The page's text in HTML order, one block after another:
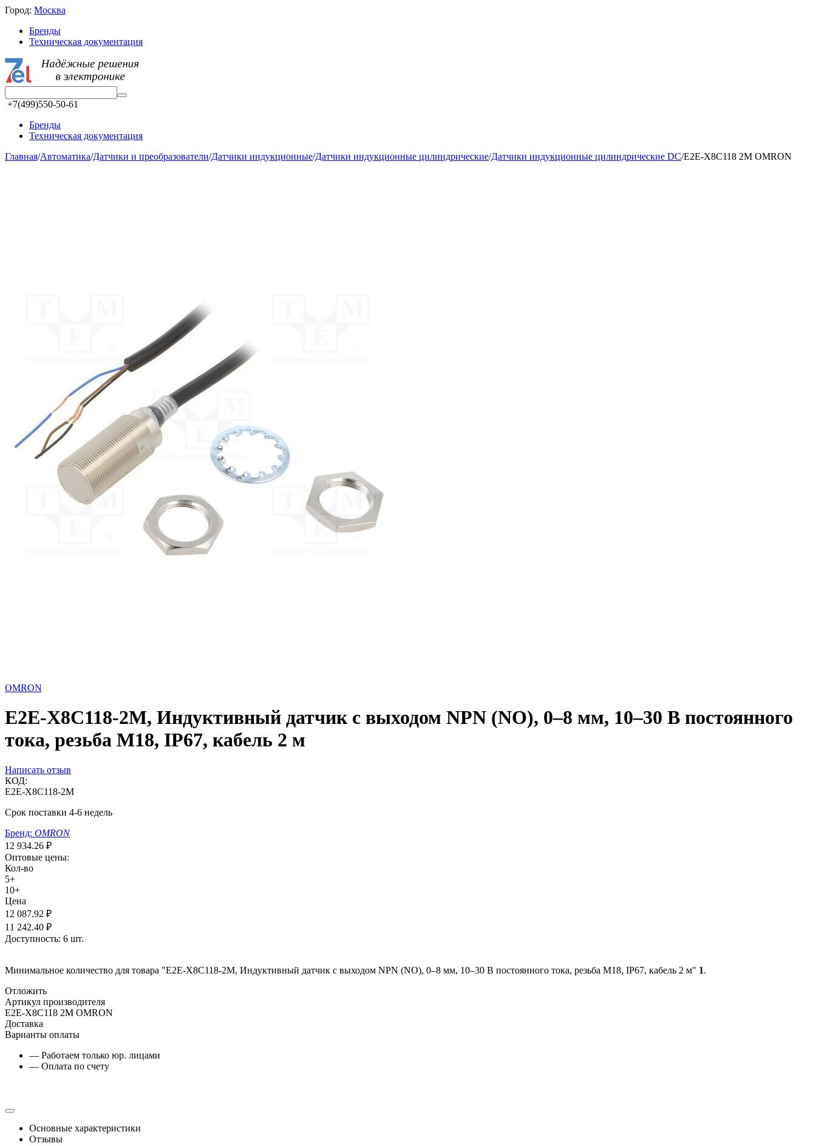
Город: Москва
Бренды
Техническая документация
+7(499)550-50-61
Бренды
Техническая документация
Главная/Автоматика/Датчики и преобразователи/Датчики индукционные/Датчики индукционные цилиндрические/Датчики индукционные цилиндрические DC/E2E-X8C118 2M OMRON
OMRON
E2E-X8C118-2M, Индуктивный датчик с выходом NPN (NO), 0–8 мм, 10–30 В постоянного
тока, резьба М18, IP67, кабель 2 м
Написать отзыв
КОД:
E2E-X8C118-2M
Срок поставки 4-6 недель
Бренд: OMRON
12 934.26 ₽
Оптовые цены:
Кол-во
5+
10+
Цена
12 087.92 ₽
11 242.40 ₽
Доступность: 6 шт.
Минимальное количество для товара "E2E-X8C118-2M, Индуктивный датчик с выходом NPN (NO), 0–8 мм, 10–30 В постоянного тока, резьба М18, IP67, кабель 2 м" 1.
Отложить
Артикул производителя
E2E-X8C118 2M OMRON
Доставка
Варианты оплаты
— Работаем только юр. лицами
— Оплата по счету
Основные характеристики
Отзывы